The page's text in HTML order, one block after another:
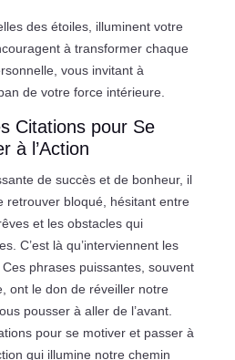
des étoiles, illuminent votre
à transformer chaque
vous invitant à
de votre force intérieure.
Citations pour Se
à l’Action
de succès et de bonheur, il
retrouver bloqué, hésitant entre
et les obstacles qui
C’est là qu’interviennent les
. Ces phrases puissantes, souvent
ont le don de réveiller notre
pousser à aller de l’avant.
pour se motiver et passer à
qui illumine notre chemin